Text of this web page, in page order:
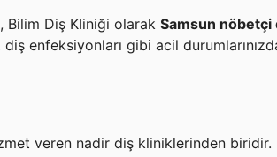
Bilim Diş Kliniği olarak Samsun nöbetçi
diş enfeksiyonları gibi acil
veren nadir diş kliniklerinden